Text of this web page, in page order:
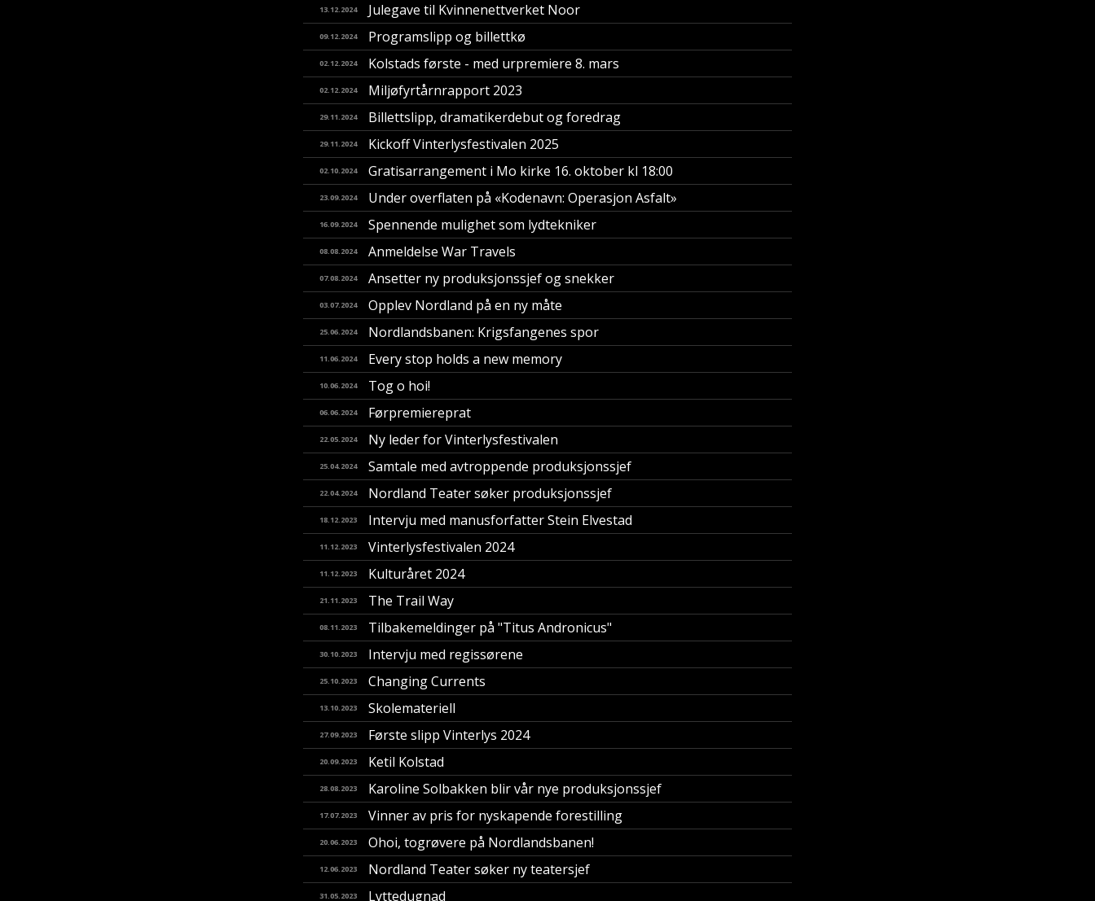
13.12.2024 Julegave til Kvinnenettverket Noor
09.12.2024 Programslipp og billettkø
02.12.2024 Kolstads første - med urpremiere 8. mars
02.12.2024 Miljøfyrtårnrapport 2023
29.11.2024 Billettslipp, dramatikerdebut og foredrag
29.11.2024 Kickoff Vinterlysfestivalen 2025
02.10.2024 Gratisarrangement i Mo kirke 16. oktober kl 18:00
23.09.2024 Under overflaten på «Kodenavn: Operasjon Asfalt»
16.09.2024 Spennende mulighet som lydtekniker
08.08.2024 Anmeldelse War Travels
07.08.2024 Ansetter ny produksjonssjef og snekker
03.07.2024 Opplev Nordland på en ny måte
25.06.2024 Nordlandsbanen: Krigsfangenes spor
11.06.2024 Every stop holds a new memory
10.06.2024 Tog o hoi!
06.06.2024 Førpremiereprat
22.05.2024 Ny leder for Vinterlysfestivalen
25.04.2024 Samtale med avtroppende produksjonssjef
22.04.2024 Nordland Teater søker produksjonssjef
18.12.2023 Intervju med manusforfatter Stein Elvestad
11.12.2023 Vinterlysfestivalen 2024
11.12.2023 Kulturåret 2024
21.11.2023 The Trail Way
08.11.2023 Tilbakemeldinger på "Titus Andronicus"
30.10.2023 Intervju med regissørene
25.10.2023 Changing Currents
13.10.2023 Skolemateriell
27.09.2023 Første slipp Vinterlys 2024
20.09.2023 Ketil Kolstad
28.08.2023 Karoline Solbakken blir vår nye produksjonssjef
17.07.2023 Vinner av pris for nyskapende forestilling
20.06.2023 ​Ohoi, togrøvere på Nordlandsbanen!
12.06.2023 Nordland Teater søker ny teatersjef
31.05.2023 Lyttedugnad